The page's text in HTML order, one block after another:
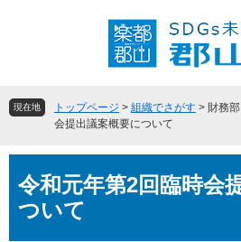
頭
飛現在地 トップページ > 組織でさがす > 財務部
会提出議案概要について
文令和元年第2回臨時会
ついて